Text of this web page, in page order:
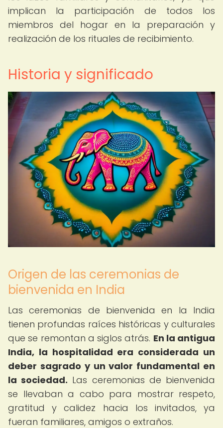
implican la participación de todos los
miembros del hogar en la preparación y
realización de los rituales de recibimiento.
Historia y significado
Origen de las ceremonias de
bienvenida en India
Las ceremonias de bienvenida en la India
tienen profundas raíces históricas y culturales
que se remontan a siglos atrás. En la antigua
India, la hospitalidad era considerada un
deber sagrado y un valor fundamental en
la sociedad. Las ceremonias de bienvenida
se llevaban a cabo para mostrar respeto,
gratitud y calidez hacia los invitados, ya
fueran familiares, amigos o extraños.